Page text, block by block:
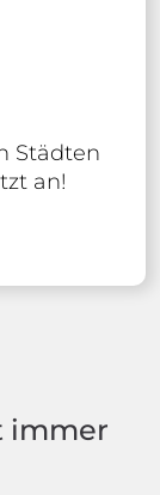
Städten
an!
immer